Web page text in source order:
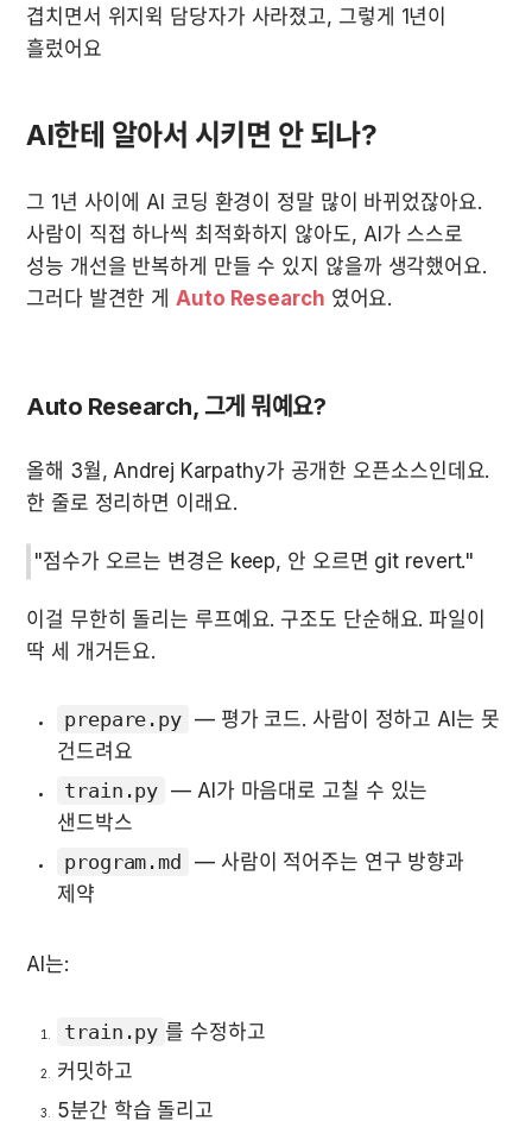
겹치면서 위지윅 담당자가 사라졌고, 그렇게 1년이
흘렀어요
AI한테 알아서 시키면 안 되나?
그 1년 사이에 AI 코딩 환경이 정말 많이 바뀌었잖아요.
사람이 직접 하나씩 최적화하지 않아도, AI가 스스로
성능 개선을 반복하게 만들 수 있지 않을까 생각했어요.
그러다 발견한 게 Auto Research 였어요.
Auto Research, 그게 뭐예요?
올해 3월, Andrej Karpathy가 공개한 오픈소스인데요.
한 줄로 정리하면 이래요.
"점수가 오르는 변경은 keep, 안 오르면 git revert."
이걸 무한히 돌리는 루프예요. 구조도 단순해요. 파일이
딱 세 개거든요.
prepare.py — 평가 코드. 사람이 정하고 AI는 못
건드려요
train.py — AI가 마음대로 고칠 수 있는
샌드박스
program.md
— 사람이 적어주는 연구 방향과
제약
AI는:
train.py 를 수정하고
커밋하고
5분간 학습 돌리고